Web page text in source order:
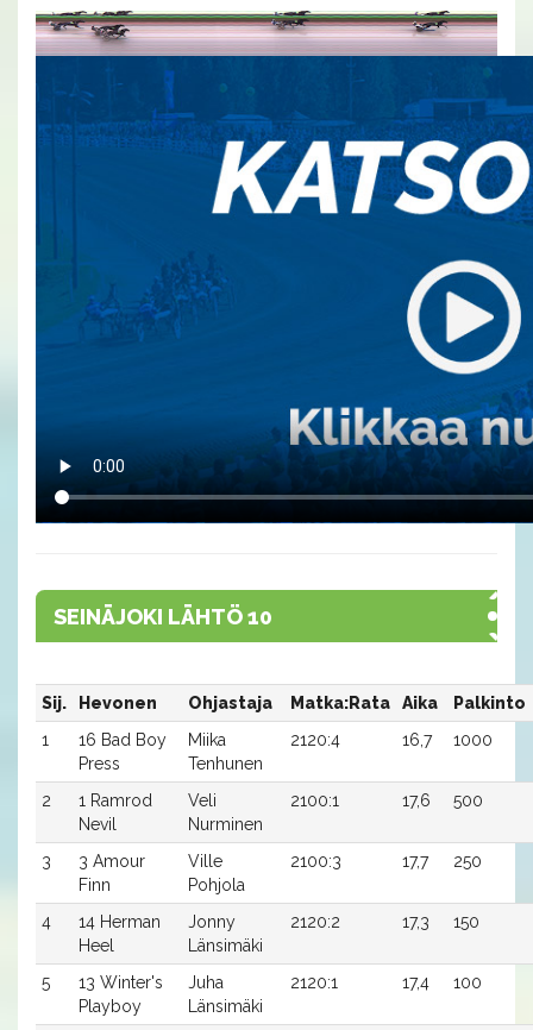
SEINÄJOKI LÄHTÖ 10
Sij. Hevonen Ohjastaja Matka:Rata Aika
Palkinto
1
16 Bad Boy
Press
Miika
Tenhunen
2120:4 16,7 1000
2
1 Ramrod
Nevil
Veli
Nurminen
2100:1 17,6 500
3
3 Amour
Finn
Ville
Pohjola
2100:3 17,7 250
4
14 Herman
Heel
Jonny
Länsimäki
2120:2 17,3 150
5
13 Winter's
Playboy
Juha
Länsimäki
2120:1 17,4 100